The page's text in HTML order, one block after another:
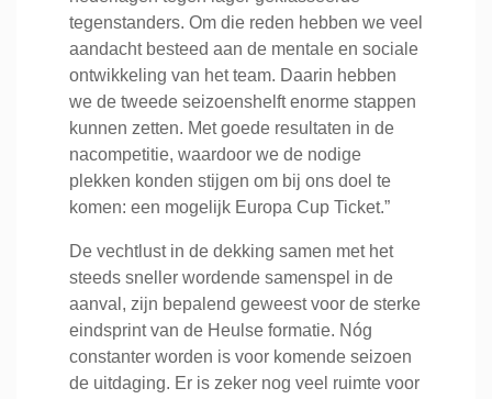
tegenstanders. Om die reden hebben we veel
aandacht besteed aan de mentale en sociale
ontwikkeling van het team. Daarin hebben
we de tweede seizoenshelft enorme stappen
kunnen zetten. Met goede resultaten in de
nacompetitie, waardoor we de nodige
plekken konden stijgen om bij ons doel te
komen: een mogelijk Europa Cup Ticket.”
De vechtlust in de dekking samen met het
steeds sneller wordende samenspel in de
aanval, zijn bepalend geweest voor de sterke
eindsprint van de Heulse formatie. Nóg
constanter worden is voor komende seizoen
de uitdaging. Er is zeker nog veel ruimte voor